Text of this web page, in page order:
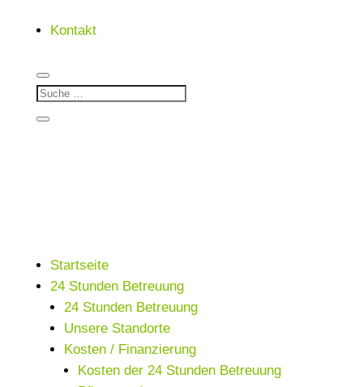
Kontakt
Startseite
24 Stunden Betreuung
24 Stunden Betreuung
Unsere Standorte
Kosten / Finanzierung
Kosten der 24 Stunden Betreuung